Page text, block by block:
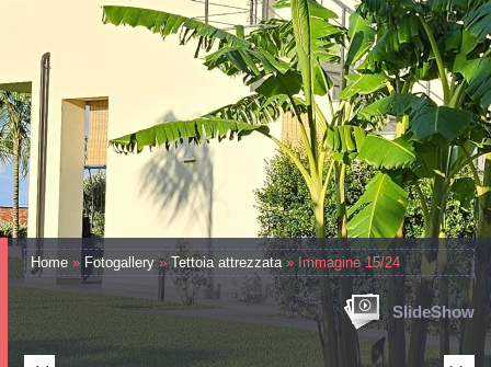
Home » Fotogallery »Tettoia attrezzata» Immagine 15/24
SlideShow